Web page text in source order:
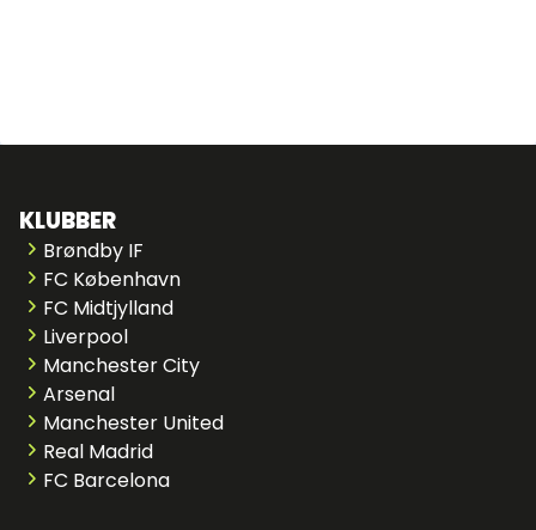
KLUBBER
Brøndby IF
FC København
FC Midtjylland
Liverpool
Manchester City
Arsenal
Manchester United
Real Madrid
FC Barcelona